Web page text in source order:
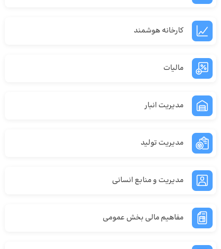
کارخانه هوشمند
مالیات
مدیریت انبار
مدیریت تولید
مدیریت و منابع انسانی
مفاهیم مالی بخش عمومی